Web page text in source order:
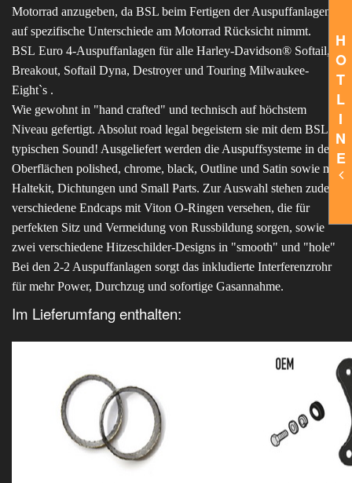
H
O
T
L
I
N
E
Motorrad anzugeben, da BSL beim Fertigen der Auspuffanlagen
auf spezifische Unterschiede am Motorrad Rücksicht nimmt.
BSL Euro 4-Auspuffanlagen für alle Harley-Davidson® Softail,
Breakout, Softail Dyna, Destroyer und Touring Milwaukee-
Eight`s .
Wie gewohnt in "hand crafted" und technisch auf höchstem
Niveau gefertigt. Absolut road legal begeistern sie mit dem BSL-
typischen Sound! Ausgeliefert werden die Auspuffsysteme in den
Oberflächen polished, chrome, black, Outline und Satin sowie mit
Haltekit, Dichtungen und Small Parts. Zur Auswahl stehen zudem
verschiedene Endcaps mit Viton O-Ringen versehen, die für
perfekten Sitz und Vermeidung von Russbildung sorgen, sowie
zwei verschiedene Hitzeschilder-Designs in "smooth" und "hole"
Bei den 2-2 Auspuffanlagen sorgt das inkludierte Interferenzrohr
für mehr Power, Durchzug und sofortige Gasannahme.
Im Lieferumfang enthalten: